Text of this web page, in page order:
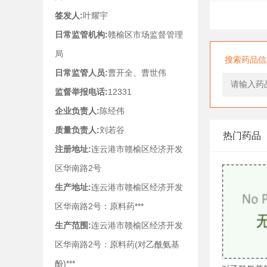
搜索药品
热门药品
签发人:叶耀宇
日常监管机构:赣榆区市场监督管理
局
日常监管人员:曹开全、曹世伟
监督举报电话:12331
企业负责人:陈经伟
质量负责人:刘若谷
注册地址:连云港市赣榆区经济开发
区华南路2号
生产地址:连云港市赣榆区经济开发
区华南路2号：原料药***
生产范围:连云港市赣榆区经济开发
区华南路2号：原料药(对乙酰氨基
酚)***